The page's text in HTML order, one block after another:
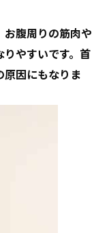
腹周りの筋肉や
やすいです。首
因にもなりま